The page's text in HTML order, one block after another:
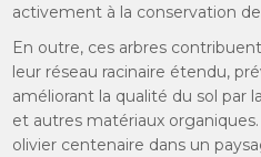
activement à la conservation
En outre, ces arbres
leur réseau racinaire étendu,
améliorant la qualité du sol par
et autres matériaux
olivier centenaire dans un